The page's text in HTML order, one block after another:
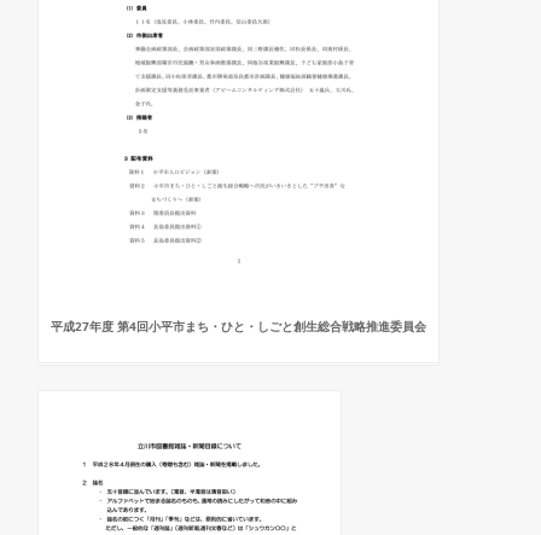
平成27年度 第4回小平市まち・ひと・しごと創生総合戦略推進委員会